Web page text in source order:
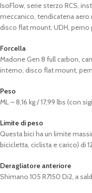
IsoFlow, serie sterzo RCS,
meccanico, tendicatena
disco flat mount, UDH, perno
Forcella
Madone Gen 8 full carbon,
interno, disco flat mount,
Peso
ML – 8,16 kg / 17,99 lbs (con
Limite di peso
Questa bici ha un limite
bicicletta, ciclista e carico) di
Deragliatore anteriore
Shimano 105 R7150 Di2, a